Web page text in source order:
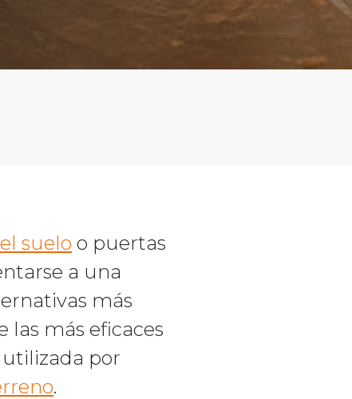
suelo o puertas
a una
más
las más eficaces
por
.